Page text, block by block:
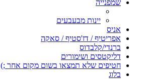
שמפנייה
יינות מבעבעים
אניס
אפריטיף / דז'סטיף / סאקה
ברנדי/קלבדוס
דליקטסים ושימורים
חטיפים שלא תמצאו בשום מקום אחר ;)
בלוג